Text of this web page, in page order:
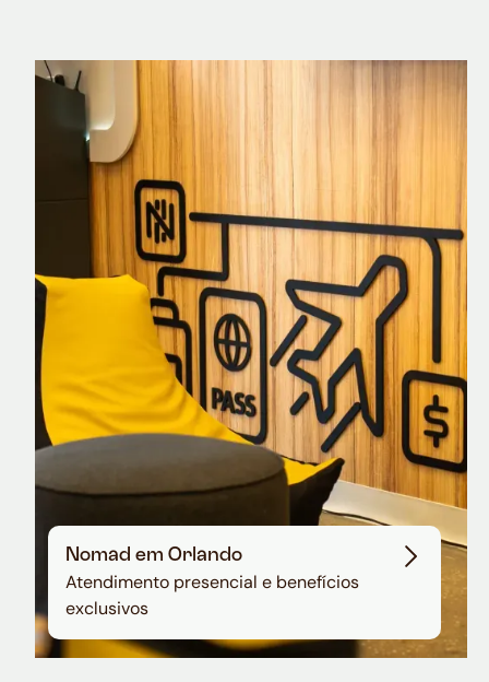
Nomad Explorer
Cartão de crédito brasileiro com cashback
em dólar
Nomad em Orlando
Atendimento presencial e benefícios
exclusivos